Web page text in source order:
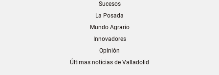
Sucesos
La Posada
Mundo Agrario
Innovadores
Opinión
Últimas noticias de Valladolid